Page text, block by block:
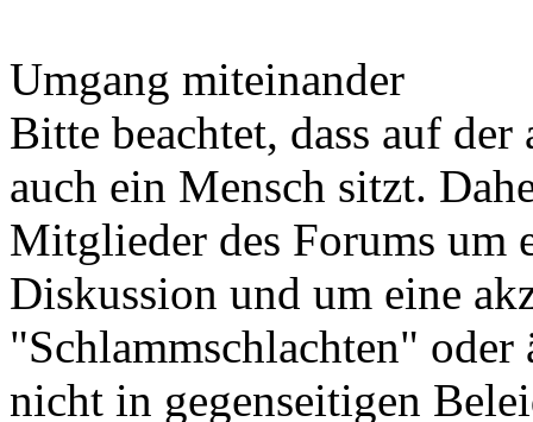
Umgang miteinander
Bitte beachtet, dass auf
auch ein Mensch sitzt.
Mitglieder des Forums um
Diskussion und um eine
"Schlammschlachten"
nicht in gegenseitigen